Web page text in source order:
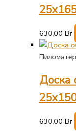
630,00 Br
Доска
630,00 Br